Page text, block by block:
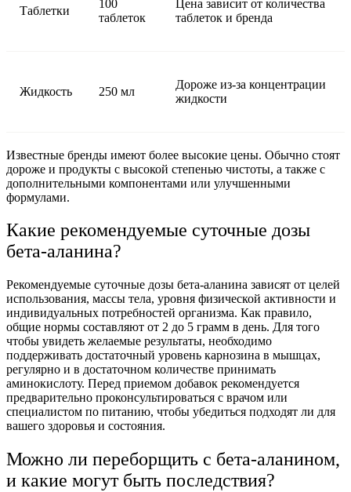
Таблетки
100
таблеток
Цена зависит от количества
таблеток и бренда
Жидкость 250 мл
Дороже из-за концентрации
жидкости
Известные бренды имеют более высокие цены. Обычно стоят
дороже и продукты с высокой степенью чистоты, а также с
дополнительными компонентами или улучшенными
формулами.
Какие рекомендуемые суточные дозы
бета-аланина?
Рекомендуемые суточные дозы бета-аланина зависят от целей
использования, массы тела, уровня физической активности и
индивидуальных потребностей организма. Как правило,
общие нормы составляют от 2 до 5 грамм в день. Для того
чтобы увидеть желаемые результаты, необходимо
поддерживать достаточный уровень карнозина в мышцах,
регулярно и в достаточном количестве принимать
аминокислоту. Перед приемом добавок рекомендуется
предварительно проконсультироваться с врачом или
специалистом по питанию, чтобы убедиться подходят ли для
вашего здоровья и состояния.
Можно ли переборщить с бета-аланином,
и какие могут быть последствия?